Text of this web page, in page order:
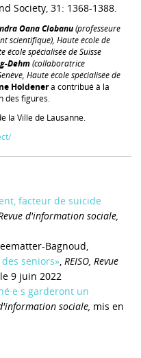
Society, 31: 1368-1388.
Oana Ciobanu(professeure
scientifique), Haute école de
école spécialisée de Suisse
Dehm(collaboratrice
Haute école spécialisée de
Holdenera contribué à la
des figures.
la Ville de Lausanne.
facteur de suicide
d'information sociale,
Bagnoud,
seniors», REISO, Revue
9 juin 2022
garderont un
sociale, mis en